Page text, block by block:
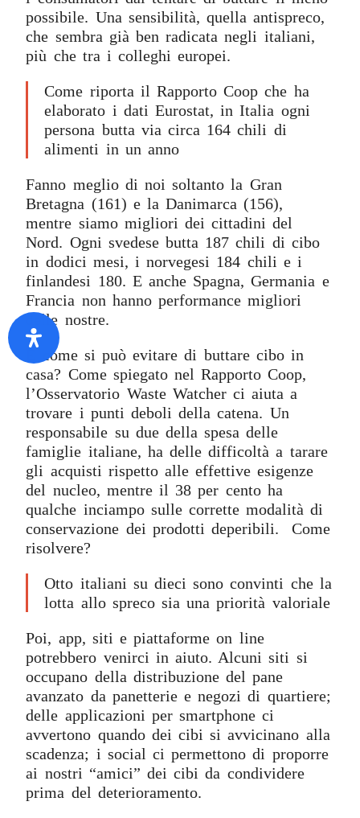
possibile. Una sensibilità, quella antispreco,
che sembra già ben radicata negli italiani,
più che tra i colleghi europei.
Come riporta il Rapporto Coop che ha
elaborato i dati Eurostat, in Italia ogni
persona butta via circa 164 chili di
alimenti in un anno
Fanno meglio di noi soltanto la Gran
Bretagna (161) e la Danimarca (156),
mentre siamo migliori dei cittadini del
Nord. Ogni svedese butta 187 chili di cibo
in dodici mesi, i norvegesi 184 chili e i
finlandesi 180. E anche Spagna, Germania e
Francia non hanno performance migliori
delle nostre.
E come si può evitare di buttare cibo in
casa? Come spiegato nel Rapporto Coop,
l’Osservatorio Waste Watcher ci aiuta a
trovare i punti deboli della catena. Un
responsabile su due della spesa delle
famiglie italiane, ha delle difficoltà a tarare
gli acquisti rispetto alle effettive esigenze
del nucleo, mentre il 38 per cento ha
qualche inciampo sulle corrette modalità di
conservazione dei prodotti deperibili. Come
risolvere?
Otto italiani su dieci sono convinti che la
lotta allo spreco sia una priorità valoriale
Poi, app, siti e piattaforme on line
potrebbero venirci in aiuto. Alcuni siti si
occupano della distribuzione del pane
avanzato da panetterie e negozi di quartiere;
delle applicazioni per smartphone ci
avvertono quando dei cibi si avvicinano alla
scadenza; i social ci permettono di proporre
ai nostri “amici” dei cibi da condividere
prima del deterioramento.